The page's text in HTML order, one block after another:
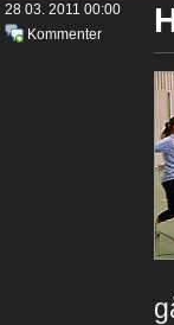
28 03. 2011 00:00
Kommenter